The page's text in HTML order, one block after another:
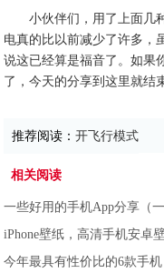
小伙伴们，用了上面几
电真的比以前减少了许多，
说这已经算是福音了。如果
了，今天的分享到这里就结
推荐阅读：开飞行模式
相关阅读
一些好用的手机App分享（
iPhone壁纸，高清手机安卓
今年最具有性价比的6款手